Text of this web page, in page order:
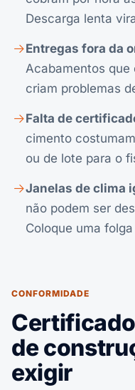
Descarga lenta
Entregas fora da
Acabamentos que
criam problemas
Falta de
cimento
ou de lote para o
Janelas de clima
não podem ser
Coloque uma
CONFORMIDADE
de
exigir